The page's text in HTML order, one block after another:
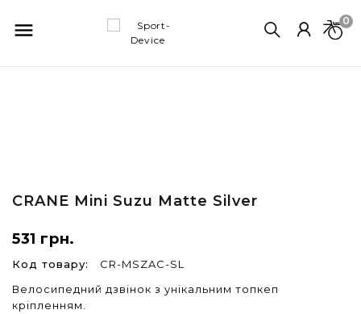
 0
CRANE Mini Suzu Matte Silver
531 грн.
Код товару:
CR-MSZAC-SL
Велосипедний дзвінок з унікальним топкеп
кріпленням.